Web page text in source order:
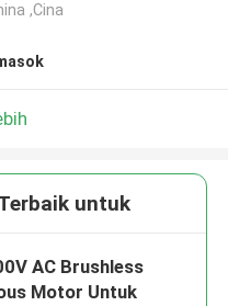
,Cina
untuk
AC Brushless
Motor Untuk